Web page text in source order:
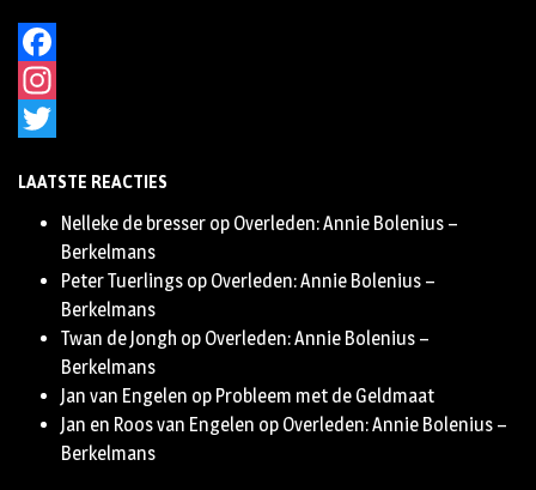
Facebook
Instagram
LAATSTE REACTIES
Nelleke de bresser op Overleden: Annie Bolenius –
Berkelmans
Peter Tuerlings op Overleden: Annie Bolenius –
Berkelmans
Twan de Jongh op Overleden: Annie Bolenius –
Berkelmans
Jan van Engelen op Probleem met de Geldmaat
Jan en Roos van Engelen op Overleden: Annie Bolenius –
Berkelmans